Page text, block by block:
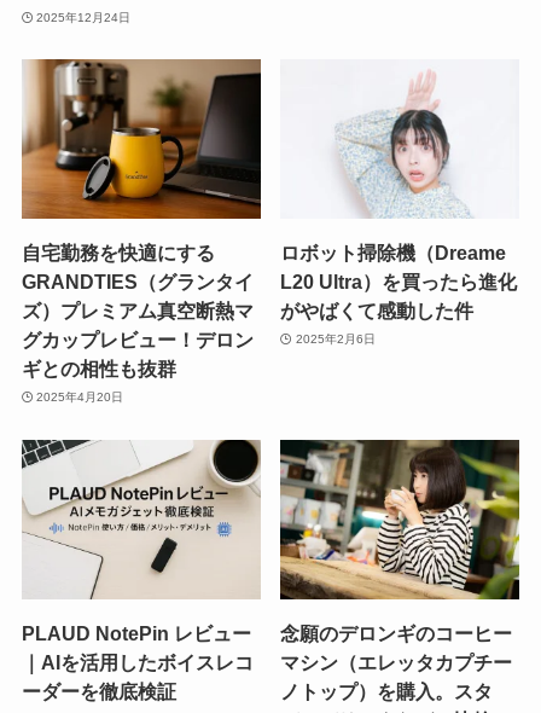
2025年12月24日
自宅勤務を快適にする
GRANDTIES（グランタイ
ズ）プレミアム真空断熱マ
グカップレビュー！デロン
ギとの相性も抜群
2025年4月20日
ロボット掃除機（Dreame
L20 Ultra）を買ったら進化
がやばくて感動した件
2025年2月6日
PLAUD NotePin レビュー
｜AIを活用したボイスレコ
ーダーを徹底検証
念願のデロンギのコーヒー
マシン（エレッタカプチー
ノトップ）を購入。スタ